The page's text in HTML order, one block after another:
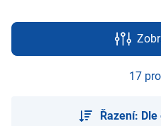
17
Řazení: